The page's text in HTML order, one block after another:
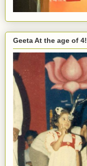
Geeta At the age of 4!